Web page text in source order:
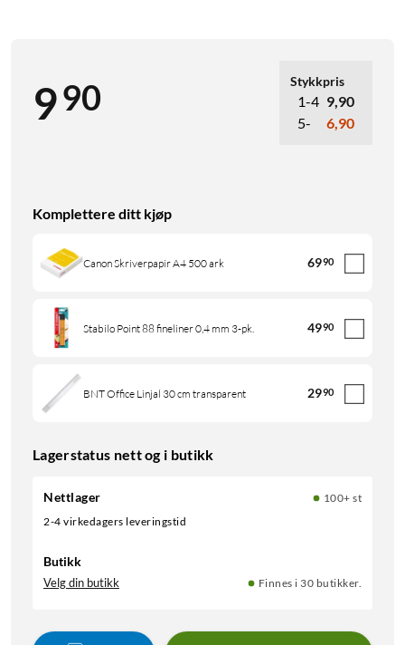
990 Stykkpris
1-4 9,90
5-
6,90
Komplettere ditt kjøp
Canon Skriverpapir A4 500 ark 6990
Stabilo Point 88 fineliner 0,4 mm 3-pk. 4990
BNT Office Linjal 30 cm transparent 2990
Lagerstatus nett og i butikk
Nettlager
100+ st
2-4 virkedagers leveringstid
Butikk
Velg din butikk Finnes i 30 butikker.